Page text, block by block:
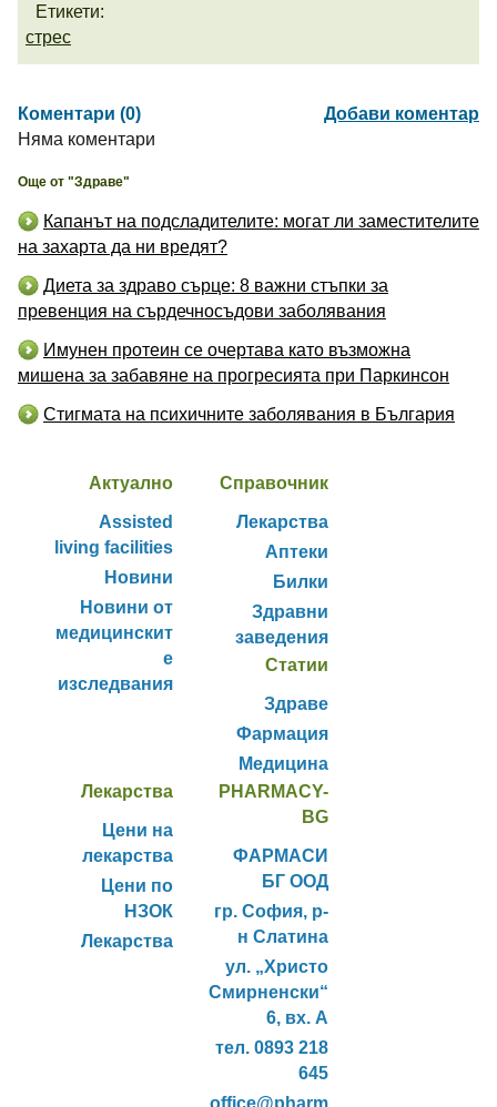
Етикети:
стрес
Коментари (0)
Добави коментар
Няма коментари
Още от "Здраве"
Капанът на подсладителите: могат ли заместителите
на захарта да ни вредят?
Диета за здраво сърце: 8 важни стъпки за
превенция на сърдечносъдови заболявания
Имунен протеин се очертава като възможна
мишена за забавяне на прогресията при Паркинсон
Стигмата на психичните заболявания в България
Актуално
Assisted
living facilities
Новини
Новини от
медицинскит
е
изследвания
Справочник
Лекарства
Аптеки
Билки
Здравни
заведения
Статии
Здраве
Фармация
Медицина
Лекарства
Цени на
лекарства
Цени по
НЗОК
Лекарства
PHARMACY-
BG
ФАРМАСИ
БГ ООД
гр. София, р-
н Слатина
ул. „Христо
Смирненски“
6, вх. А
тел. 0893 218
645
office@pharm